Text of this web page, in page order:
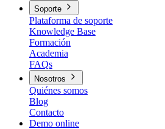
Soporte
Plataforma de soporte
Knowledge Base
Formación
Academia
FAQs
Nosotros
Quiénes somos
Blog
Contacto
Demo online